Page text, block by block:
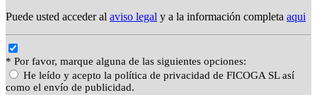
Puede usted acceder al aviso legal y a la información completa aqui
* Por favor, marque alguna de las siguientes opciones:
He leído y acepto la política de privacidad de FICOGA SL así
como el envío de publicidad.